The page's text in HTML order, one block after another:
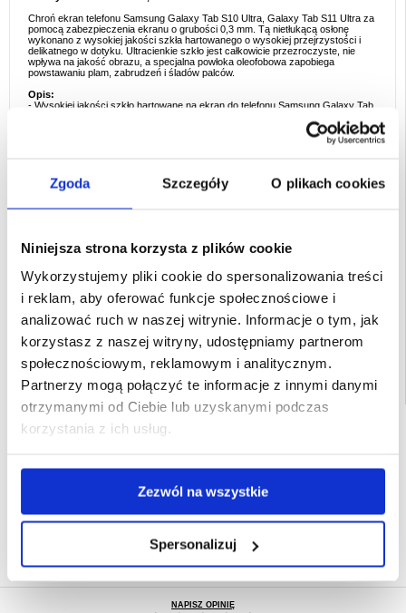
Zgoda Szczegóły O plikach cookies
Niniejsza strona korzysta z plików cookie
Wykorzystujemy pliki cookie do spersonalizowania treści
i reklam, aby oferować funkcje społecznościowe i
analizować ruch w naszej witrynie. Informacje o tym, jak
korzystasz z naszej witryny, udostępniamy partnerom
społecznościowym, reklamowym i analitycznym.
Partnerzy mogą połączyć te informacje z innymi danymi
otrzymanymi od Ciebie lub uzyskanymi podczas
korzystania z ich usług.
Zezwól na wszystkie
Spersonalizuj
Chroń ekran telefonu Samsung Galaxy Tab S10 Ultra, Galaxy Tab S11 Ultra za
pomocą zabezpieczenia ekranu o grubości 0,3 mm. Tą nietłukącą osłonę
wykonano z wysokiej jakości szkła hartowanego o wysokiej przejrzystości i
delikatnego w dotyku. Ultracienkie szkło jest całkowicie przezroczyste, nie
wpływa na jakość obrazu, a specjalna powłoka oleofobowa zapobiega
powstawaniu plam, zabrudzeń i śladów palców.
Opis:
- Wysokiej jakości szkło hartowane na ekran do telefonu Samsung Galaxy Tab
- Niezawodna ochrona przed zarysowaniem, wyszczerbieniem i innymi
- Nie wpływa na jasność i czułość ekranu dotykowego
- Powłoka oleofobowa ułatwia czyszczenie
Opakowanie:Euroblister
EAN: 5714122494221
Powiązane kategorie:Akcesoria do tabletów i iPada,Etui & Akcesoria do
Etui & Akcesoria
SZYBKA DOSTAWA
OBSŁUGA TELEFONICZNA
30-DNIOWA POLITYKA ZWROTU
PONAD 8 000 000 ZADOWOLONYCH
NAPISZ OPINIĘ